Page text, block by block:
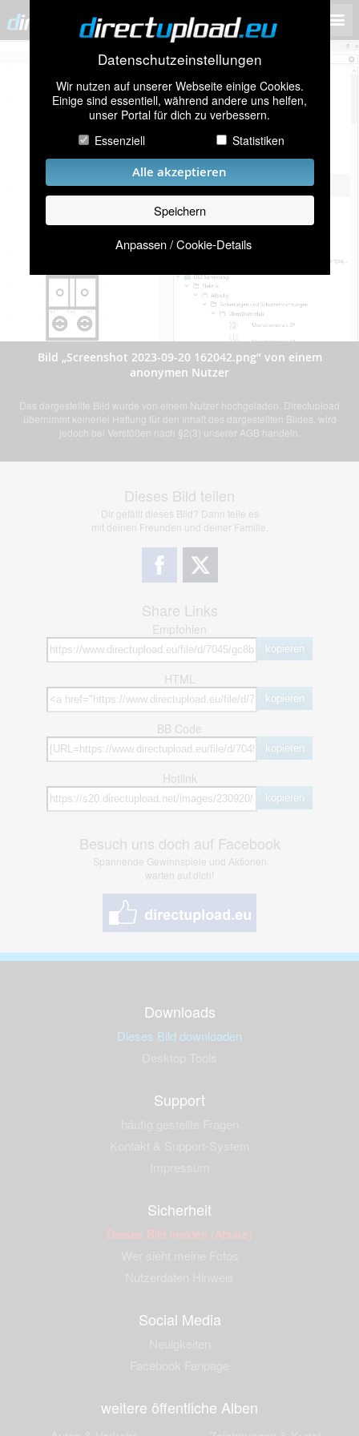
Datenschutzeinstellungen
Wir nutzen auf unserer Webseite einige Cookies.
Einige sind essentiell, während andere uns helfen,
unser Portal für dich zu verbessern.
Essenziell
Statistiken
Alle akzeptieren
Speichern
Anpassen / Cookie-Details
Bild „Screenshot 2023-09-20 162042.png” von einem
anonymen Nutzer
Das dargestellte Bild wurde von einem Nutzer hochgeladen. Directupload
übernimmt keinerlei Haftung für den Inhalt des dargestellten Bildes, wird
jedoch bei Verstößen nach §2(3) unserer AGB handeln.
Dieses Bild teilen
Dir gefällt dieses Bild? Dann teile es
mit deinen Freunden und deiner Familie.
Share Links
Empfohlen
kopieren
HTML
kopieren
BB Code
kopieren
Hotlink
kopieren
Besuch uns doch auf Facebook
Spannende Gewinnspiele und Aktionen
warten auf dich!
Downloads
Dieses Bild downloaden
Support
Sicherheit
Dieses Bild melden (Abuse)
Social Media
weitere öffentliche Alben